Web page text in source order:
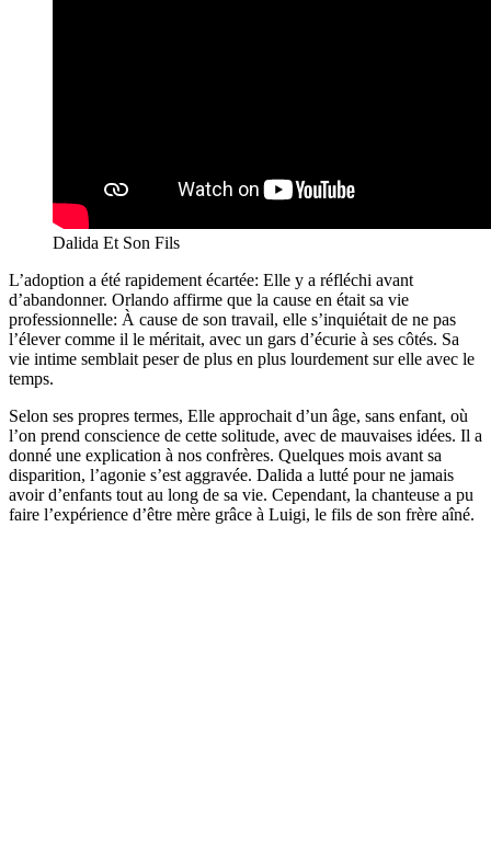
Dalida Et Son Fils
L’adoption a été rapidement écartée: Elle y a réfléchi avant
d’abandonner. Orlando affirme que la cause en était sa vie
professionnelle: À cause de son travail, elle s’inquiétait de ne pas
l’élever comme il le méritait, avec un gars d’écurie à ses côtés. Sa
vie intime semblait peser de plus en plus lourdement sur elle avec le
temps.
Selon ses propres termes, Elle approchait d’un âge, sans enfant, où
l’on prend conscience de cette solitude, avec de mauvaises idées. Il a
donné une explication à nos confrères. Quelques mois avant sa
disparition, l’agonie s’est aggravée. Dalida a lutté pour ne jamais
avoir d’enfants tout au long de sa vie. Cependant, la chanteuse a pu
faire l’expérience d’être mère grâce à Luigi, le fils de son frère aîné.